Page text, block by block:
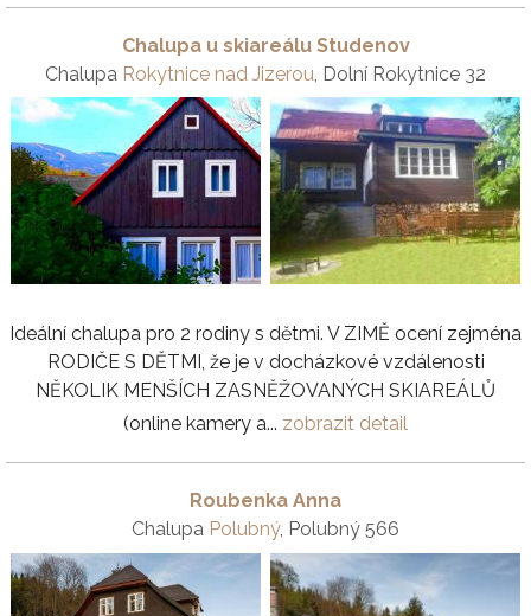
Chalupa u skiareálu Studenov
Chalupa Rokytnice nad Jizerou, Dolní Rokytnice 32
Ideální chalupa pro 2 rodiny s dětmi. V ZIMĚ ocení zejména
RODIČE S DĚTMI, že je v docházkové vzdálenosti
NĚKOLIK MENŠÍCH ZASNĚŽOVANÝCH SKIAREÁLŮ
(online kamery a... zobrazit detail
Roubenka Anna
Chalupa Polubný, Polubný 566